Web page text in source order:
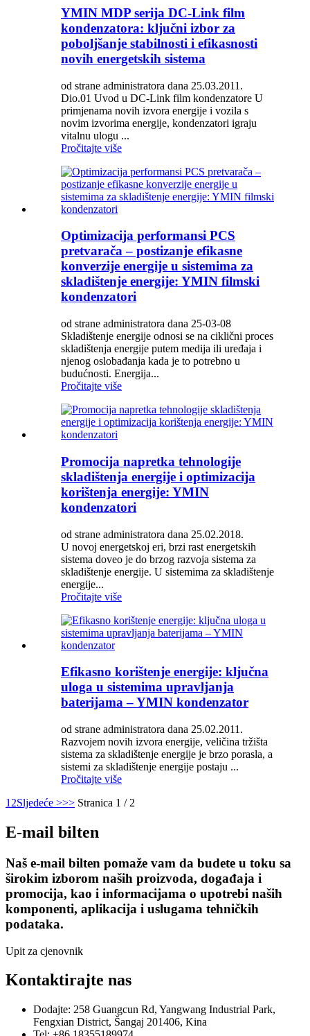
YMIN MDP serija DC-Link film
kondenzatora: ključni izbor za
poboljšanje stabilnosti i efikasnosti
novih energetskih sistema
od strane administratora dana 25.03.2011.
Dio.01 Uvod u DC-Link film kondenzatore U
primjenama novih izvora energije i vozila s
novim izvorima energije, kondenzatori igraju
vitalnu ulogu ...
Pročitajte više
Optimizacija performansi PCS
pretvarača – postizanje efikasne
konverzije energije u sistemima za
skladištenje energije: YMIN filmski
kondenzatori
od strane administratora dana 25-03-08
Skladištenje energije odnosi se na ciklični proces
skladištenja energije putem medija ili uređaja i
njenog oslobađanja kada je to potrebno u
budućnosti. Energija...
Pročitajte više
Promocija napretka tehnologije
skladištenja energije i optimizacija
korištenja energije: YMIN
kondenzatori
od strane administratora dana 25.02.2018.
U novoj energetskoj eri, brzi rast energetskih
sistema doveo je do brzog razvoja sistema za
skladištenje energije. U sistemima za skladištenje
energije...
Pročitajte više
Efikasno korištenje energije: ključna
uloga u sistemima upravljanja
baterijama – YMIN kondenzator
od strane administratora dana 25.02.2011.
Razvojem novih izvora energije, veličina tržišta
sistema za skladištenje energije je brzo porasla, a
sistemi za skladištenje energije postaju ...
Pročitajte više
1 2Sljedeće >>> Stranica 1 / 2
E-mail bilten
Naš e-mail bilten pomaže vam da budete u toku sa
širokim izborom naših proizvoda, događaja i
promocija, kao i informacijama o upotrebi naših
komponenti, aplikacija i uslugama tehničkih
podataka.
Upit za cjenovnik
Kontaktirajte nas
Dodajte: 258 Guangcun Rd, Yangwang Industrial Park,
Fengxian District, Šangaj 201406, Kina